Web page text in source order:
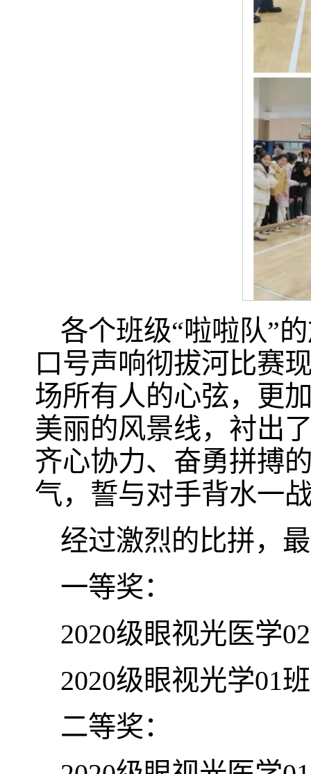
各个班级“啦啦队”
口号声响彻拔河比赛
场所有人的心弦，更
美丽的风景线，衬出
齐心协力、奋勇拼搏
气，誓与对手背水一
经过激烈的比拼，
一等奖：
2020级眼视光医学
2020级眼视光学01班
二等奖：